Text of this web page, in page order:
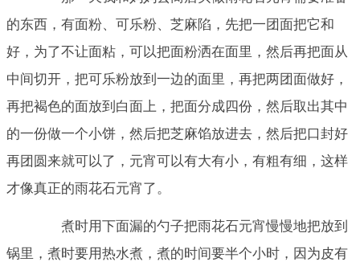
的东西，有面粉、可乐粉、芝麻陷，先把一团面把它和
好，为了不让面粘，可以把面粉洒在面里，然后再把面从
中间切开，把可乐粉放到一边的面里，再把两团面做好，
再把褐色的面放到白面上，把面分成四份，然后取出其中
的一份做一个小饼，然后把芝麻馅放进去，然后把口封好
再团圆来就可以了，元宵可以有大有小，有粗有细，这样
才像真正的雨花石元宵了。
煮时用下面漏的勺子把雨花石元宵慢慢地把放到
锅里，煮时要用热水煮，煮的时间要半个小时，因为皮有